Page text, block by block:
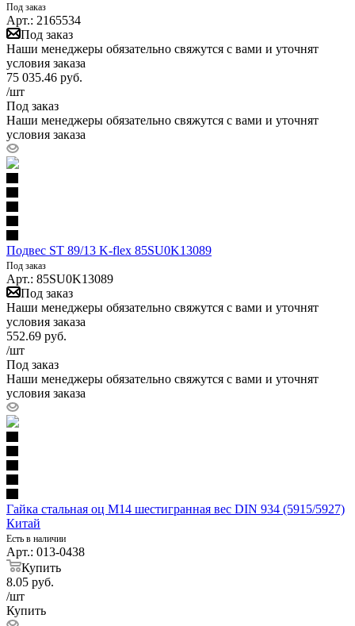
Под заказ
Арт.: 2165534
Под заказ
Наши менеджеры обязательно свяжутся с вами и уточнят
условия заказа
75 035.46 руб.
/шт
Под заказ
Наши менеджеры обязательно свяжутся с вами и уточнят
условия заказа
Подвес ST 89/13 K-flex 85SU0K13089
Под заказ
Арт.: 85SU0K13089
Под заказ
Наши менеджеры обязательно свяжутся с вами и уточнят
условия заказа
552.69 руб.
/шт
Под заказ
Наши менеджеры обязательно свяжутся с вами и уточнят
условия заказа
Гайка стальная оц М14 шестигранная вес DIN 934 (5915/5927)
Китай
Есть в наличии
Арт.: 013-0438
Купить
8.05 руб.
/шт
Купить